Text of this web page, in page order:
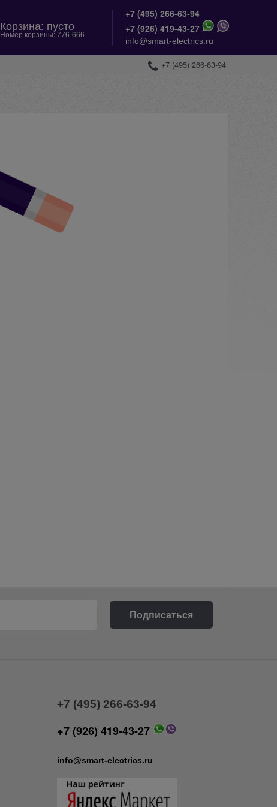
Корзина: пусто
Номер корзины: 776-666
+7 (495) 266-63-94
+7 (926) 419-43-27
info@smart-electrics.ru
+7 (495) 266-63-94
+7 (495) 266-63-94
+7 (926) 419-43-27
info@smart-electrics.ru